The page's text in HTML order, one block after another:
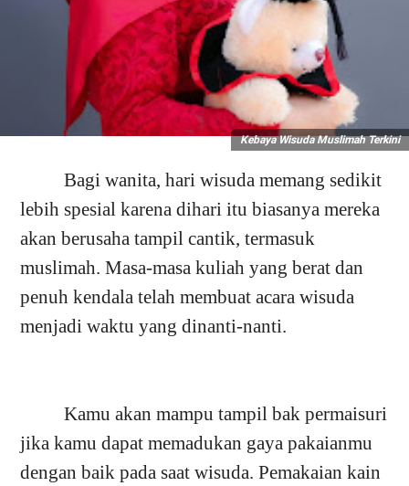
Kebaya Wisuda Muslimah Terkini
Bagi wanita, hari wisuda memang sedikit
lebih spesial karena dihari itu biasanya mereka
akan berusaha tampil cantik, termasuk
muslimah. Masa-masa kuliah yang berat dan
penuh kendala telah membuat acara wisuda
menjadi waktu yang dinanti-nanti.
Kamu akan mampu tampil bak permaisuri
jika kamu dapat memadukan gaya pakaianmu
dengan baik pada saat wisuda. Pemakaian kain